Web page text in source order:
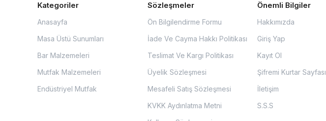
Kategoriler
Anasayfa
Masa Üstü Sunumları
Bar Malzemeleri
Mutfak Malzemeleri
Endüstriyel Mutfak
Sözleşmeler
Ön Bilgilendirme Formu
İade Ve Cayma Hakkı Politikası
Teslimat Ve Kargı Politikası
Üyelik Sözleşmesi
Mesafeli Satış Sözleşmesi
KVKK Aydınlatma Metni
Önemli Bilgiler
Hakkımızda
Giriş Yap
Kayıt Ol
Şifremi Kurtar Sayfası
İletişim
S.S.S